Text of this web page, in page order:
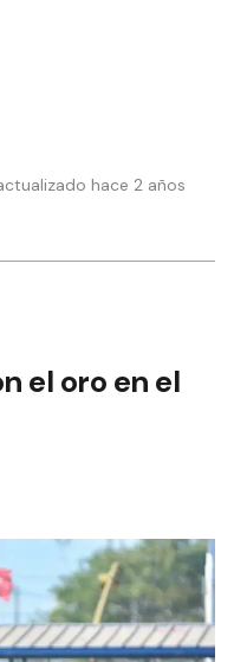
hace 2 años
el oro en el